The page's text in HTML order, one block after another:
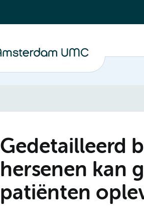
Gedetailleerd
hersenen kan
patiënten